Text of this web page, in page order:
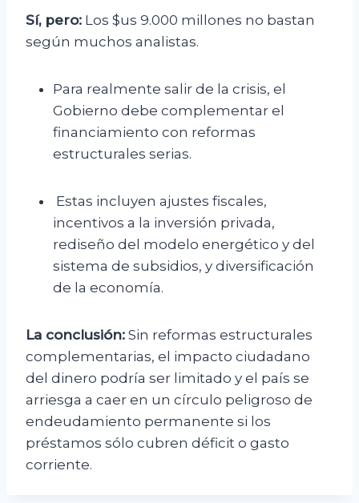
Sí, pero: Los $us 9.000 millones no bastan
según muchos analistas.
Para realmente salir de la crisis, el
Gobierno debe complementar el
financiamiento con reformas
estructurales serias.
Estas incluyen ajustes fiscales,
incentivos a la inversión privada,
rediseño del modelo energético y del
sistema de subsidios, y diversificación
de la economía.
La conclusión: Sin reformas estructurales
complementarias, el impacto ciudadano
del dinero podría ser limitado y el país se
arriesga a caer en un círculo peligroso de
endeudamiento permanente si los
préstamos sólo cubren déficit o gasto
corriente.